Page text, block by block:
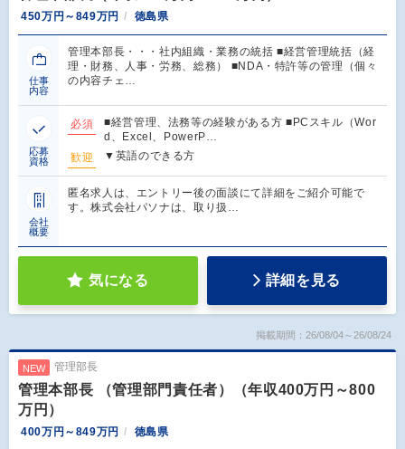
450万円～849万円 徳島県
仕事
内容
管理本部長・・・社内組織・業務の統括 ■経営管理統括（経
理・財務、人事・労務、総務） ■NDA・特許等の管理（個々
の内容チェ…
応募
資格
必須
■経営管理、法務等の経験がある方 ■PCスキル（Wor
d、Excel、PowerP…
歓迎
▼英語のできる方
会社
概要
匿名求人は、エントリー後の面談にて詳細をご紹介可能で
す。株式会社パソナは、取り扱…
気になる 詳細を見る
掲載期間：26/08/04～26/08/24
NEW 管理部長
管理本部長 （管理部門責任者）（年収400万円～800
万円）
400万円～849万円 徳島県